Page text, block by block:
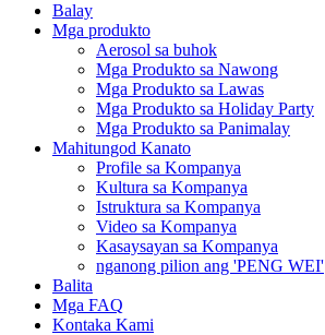
Balay
Mga produkto
Aerosol sa buhok
Mga Produkto sa Nawong
Mga Produkto sa Lawas
Mga Produkto sa Holiday Party
Mga Produkto sa Panimalay
Mahitungod Kanato
Profile sa Kompanya
Kultura sa Kompanya
Istruktura sa Kompanya
Video sa Kompanya
Kasaysayan sa Kompanya
nganong pilion ang 'PENG WEI'
Balita
Mga FAQ
Kontaka Kami